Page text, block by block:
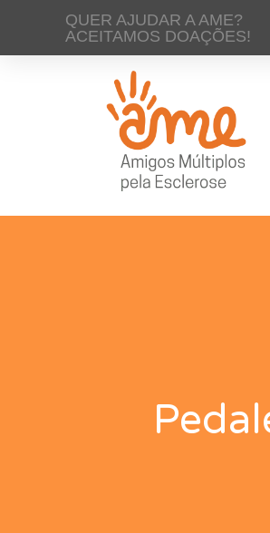
QUER AJUDAR A AME?
ACEITAMOS DOAÇÕES!